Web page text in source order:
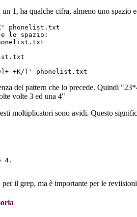
1, ha qualche cifra, almeno uno spazio
phonelist.txt
lo spazio:
del pattern che lo precede. Quindi
volte 3 ed una 4"
moltiplicatori sono avidi. Questo
4.
il grep, ma è importante per le